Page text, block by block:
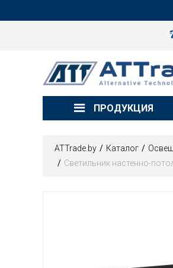
ПРОДУКЦИЯ
ATTrade.by Каталог
Светильник настенно-